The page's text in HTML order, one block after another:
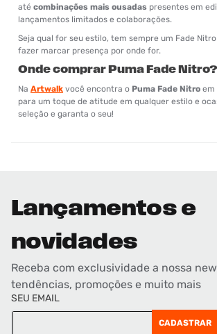
até combinações mais ousadas presentes em
lançamentos limitados e colaborações.
Seja qual for seu estilo, tem sempre um Fade
fazer marcar presença por onde for.
Onde comprar Puma Fade Nitro?
Na Artwalk você encontra o Puma Fade Nitro em
para um toque de atitude em qualquer estilo e
seleção e garanta o seu!
Lançamentos e
novidades
Receba com exclusividade a nossa
tendências, promoções e muito mais
SEU EMAIL
CADASTRAR